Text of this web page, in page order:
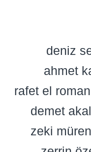
deniz
ahmet
rafet el roman
demet
zeki müren